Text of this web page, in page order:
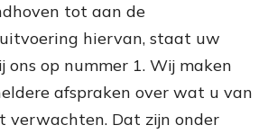
tot aan de
hiervan, staat uw
op nummer 1. Wij maken
afspraken over wat u van
verwachten. Dat zijn onder